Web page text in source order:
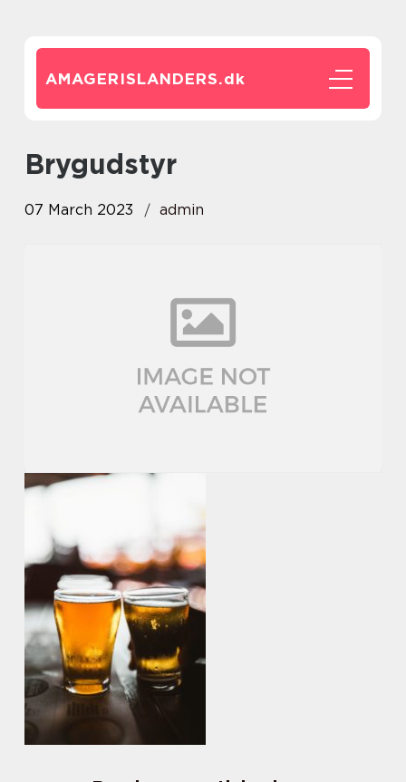
AMAGERISLANDERS.dk
brygudstyr
07 March 2023 admin